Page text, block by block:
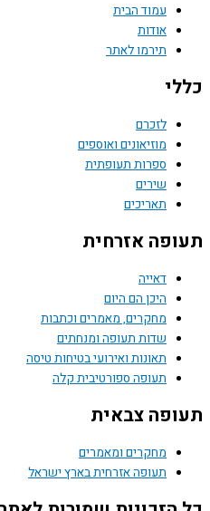
עמוד הבית
אודות
תירמו לאתר
כללי
לזכרם
מוזיאונים ואוספים
ספרות תעופתית
שירים
תאריכים
תעופה אזרחית
דאייה
היכן הם היום
מחקרים, מאמרים וכתבות
שדות תעופה ומנחתים
תאונות ואירועי בטיחות טיסה
תעופה ספורטיבית קלה
תעופה צבאית
מחקרים ומאמרים
תעופה אזרחית בארץ ישראל